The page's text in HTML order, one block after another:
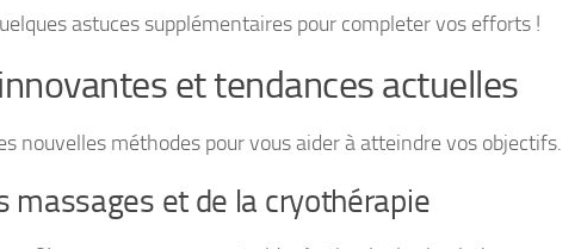
astuces supplémentaires pour completer vos efforts !
et tendances actuelles
nouvelles méthodes pour vous aider à atteindre vos objectifs.
massages et de la cryothérapie